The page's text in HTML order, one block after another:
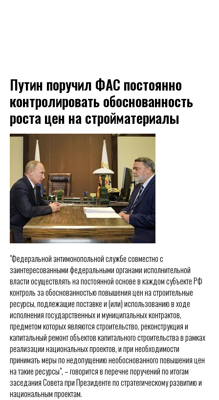
Путин поручил ФАС постоянно
контролировать обоснованность
роста цен на стройматериалы
"Федеральной антимонопольной службе совместно с
заинтересованными федеральными органами исполнительной
власти осуществлять на постоянной основе в каждом субъекте РФ
контроль за обоснованностью повышения цен на строительные
ресурсы, подлежащие поставке и (или) использованию в ходе
исполнения государственных и муниципальных контрактов,
предметом которых являются строительство, реконструкция и
капитальный ремонт объектов капитального строительства в рамках
реализации национальных проектов, и при необходимости
принимать меры по недопущению необоснованного повышения цен
на такие ресурсы", – говорится в перечне порученийпо итогам
заседания Совета при Президенте по стратегическому развитию и
национальным проектам.